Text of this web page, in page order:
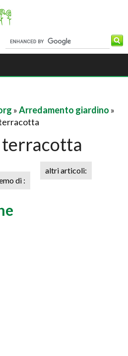
»Arredamento giardino »
terracotta
terracotta
di :
altri articoli: